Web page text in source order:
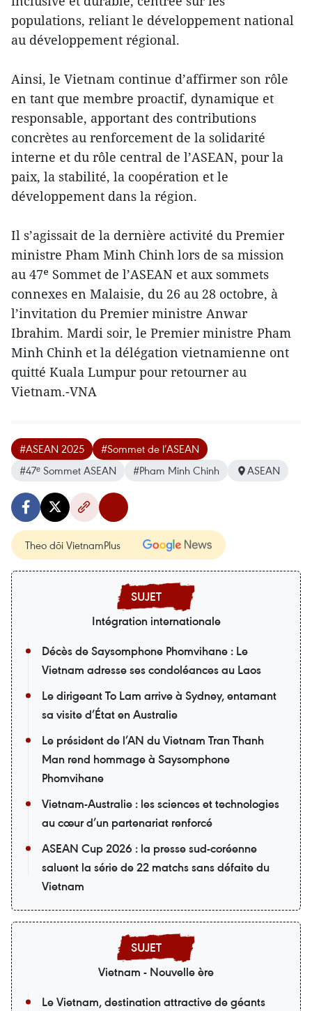
populations, reliant le développement national
au développement régional.
Ainsi, le Vietnam continue d’affirmer son rôle
en tant que membre proactif, dynamique et
responsable, apportant des contributions
concrètes au renforcement de la solidarité
interne et du rôle central de l’ASEAN, pour la
paix, la stabilité, la coopération et le
développement dans la région.
Il s’agissait de la dernière activité du Premier
ministre Pham Minh Chinh lors de sa mission
au 47ᵉ Sommet de l’ASEAN et aux sommets
connexes en Malaisie, du 26 au 28 octobre, à
l’invitation du Premier ministre Anwar
Ibrahim. Mardi soir, le Premier ministre Pham
Minh Chinh et la délégation vietnamienne ont
quitté Kuala Lumpur pour retourner au
Vietnam.-VNA
#ASEAN 2025
#Sommet de l’ASEAN
#47ᵉ Sommet ASEAN
#Pham Minh Chinh ASEAN
Theo dõi VietnamPlus
Intégration internationale
Décès de Saysomphone Phomvihane : Le
Vietnam adresse ses condoléances au Laos
Le dirigeant To Lam arrive à Sydney, entamant
sa visite d’État en Australie
Le président de l’AN du Vietnam Tran Thanh
Man rend hommage à Saysomphone
Phomvihane
Vietnam-Australie : les sciences et technologies
au cœur d’un partenariat renforcé
ASEAN Cup 2026 : la presse sud-coréenne
saluent la série de 22 matchs sans défaite du
Vietnam
Vietnam - Nouvelle ère
Le Vietnam, destination attractive de géants